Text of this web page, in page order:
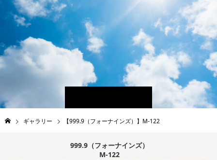
ギャラリー 【999.9（フォーナインズ）】M-122
999.9（フォーナインズ）
M-122